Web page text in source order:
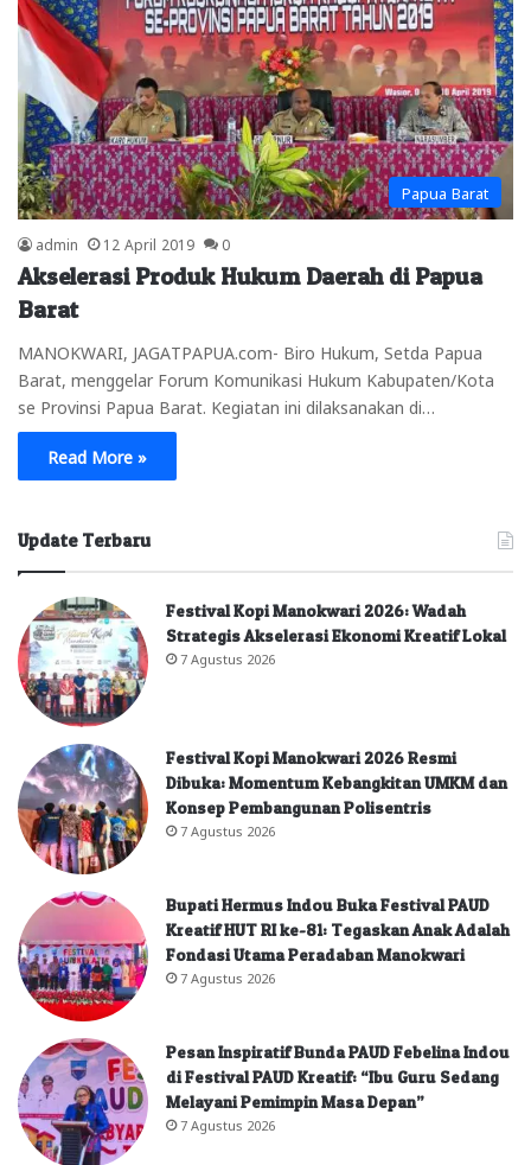
Papua Barat
admin 12 April 2019 0
Akselerasi Produk Hukum Daerah di Papua
Barat
MANOKWARI, JAGATPAPUA.com- Biro Hukum, Setda Papua
Barat, menggelar Forum Komunikasi Hukum Kabupaten/Kota
se Provinsi Papua Barat. Kegiatan ini dilaksanakan di…
Read More »
Update Terbaru
Festival Kopi Manokwari 2026: Wadah
Strategis Akselerasi Ekonomi Kreatif Lokal
7 Agustus 2026
Festival Kopi Manokwari 2026 Resmi
Dibuka: Momentum Kebangkitan UMKM dan
Konsep Pembangunan Polisentris
7 Agustus 2026
Bupati Hermus Indou Buka Festival PAUD
Kreatif HUT RI ke-81: Tegaskan Anak Adalah
Fondasi Utama Peradaban Manokwari
7 Agustus 2026
Pesan Inspiratif Bunda PAUD Febelina Indou
di Festival PAUD Kreatif: “Ibu Guru Sedang
Melayani Pemimpin Masa Depan”
7 Agustus 2026